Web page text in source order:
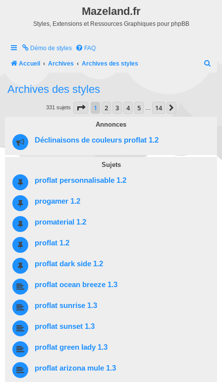
Mazeland.fr
Styles, Extensions et Ressources Graphiques pour phpBB
Démo de styles FAQ
Accueil Archives Archives des styles
Archives des styles
331 sujets Page 1sur14
1 2 3 4 5 14
Annonces
Déclinaisons de couleurs proflat 1.2
Sujets
proflat personnalisable 1.2
progamer 1.2
promaterial 1.2
proflat 1.2
proflat dark side 1.2
proflat ocean breeze 1.3
proflat sunrise 1.3
proflat sunset 1.3
proflat green lady 1.3
proflat arizona mule 1.3